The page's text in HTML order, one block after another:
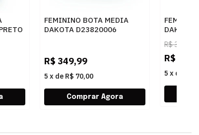
FEMININO BOTA MEDIA
DAKOTA D23820006
R$ 349,99
5 x de R$ 70,00
DAKOTA
R$399,99
R$
5 x de